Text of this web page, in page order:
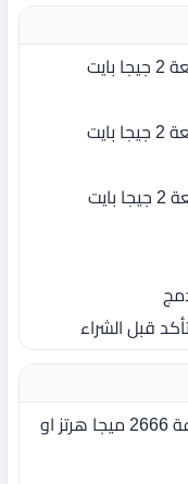
- كرت NVIDIA GeForce MX250 بسعة 2 جيجا بايت
- كرت NVIDIA GeForce MX230 بسعة 2 جيجا بايت
- كرت NVIDIA GeForce MX110 بسعة 2 جيجا بايت
قبل الشراء
تصل الي 12 جيجا بايت رام DDR4 بسرعة 2666 ميجا هرتز او